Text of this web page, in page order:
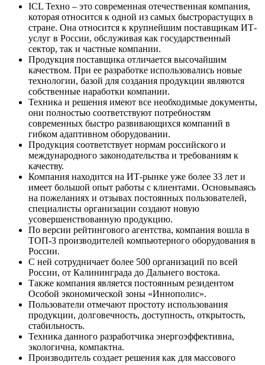
ICL Техно – это современная отечественная компания,
которая относится к одной из самых быстрорастущих в
стране. Она относится к крупнейшим поставщикам ИТ-
услуг в России, обслуживая как государственный
сектор, так и частные компании.
Продукция поставщика отличается высочайшим
качеством. При ее разработке использовались новые
технологии, базой для создания продукции являются
собственные наработки компании.
Техника и решения имеют все необходимые документы,
они полностью соответствуют потребностям
современных быстро развивающихся компаний в
гибком адаптивном оборудовании.
Продукция соответствует нормам российского и
международного законодательства и требованиям к
качеству.
Компания находится на ИТ-рынке уже более 33 лет и
имеет большой опыт работы с клиентами. Основываясь
на пожеланиях и отзывах постоянных пользователей,
специалисты организации создают новую
усовершенствованную продукцию.
По версии рейтингового агентства, компания вошла в
ТОП-3 производителей компьютерного оборудования в
России.
С ней сотрудничает более 500 организаций по всей
России, от Калининграда до Дальнего востока.
Также компания является постоянным резидентом
Особой экономической зоны «Иннополис».
Пользователи отмечают простоту использования
продукции, долговечность, доступность, открытость,
стабильность.
Техника данного разработчика энергоэффективна,
экологична, компактна.
Производитель создает решения как для массового